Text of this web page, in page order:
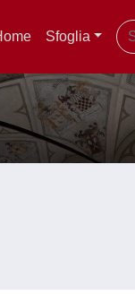
Sfoglia